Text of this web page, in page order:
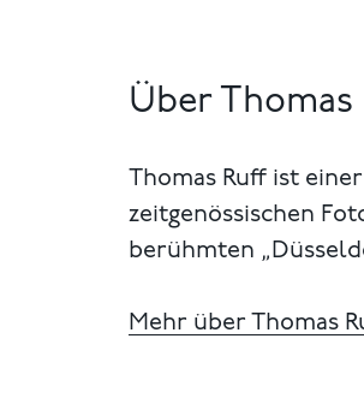
Über Thomas
Thomas Ruff ist
zeitgenössischen
berühmten
Mehr über Thomas